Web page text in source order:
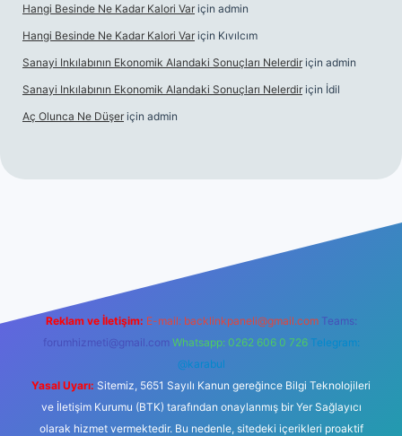
Hangi Besinde Ne Kadar Kalori Var için admin
Hangi Besinde Ne Kadar Kalori Var için Kıvılcım
Sanayi Inkılabının Ekonomik Alandaki Sonuçları Nelerdir için admin
Sanayi Inkılabının Ekonomik Alandaki Sonuçları Nelerdir için İdil
Aç Olunca Ne Düşer için admin
Reklam ve İletişim: E-mail: backlinkpaneli@gmail.com Teams:
forumhizmeti@gmail.com Whatsapp: 0262 606 0 726 Telegram:
@karabul
Yasal Uyarı: Sitemiz, 5651 Sayılı Kanun gereğince Bilgi Teknolojileri
ve İletişim Kurumu (BTK) tarafından onaylanmış bir Yer Sağlayıcı
olarak hizmet vermektedir. Bu nedenle, sitedeki içerikleri proaktif